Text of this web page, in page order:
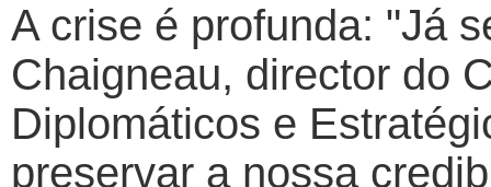
A crise é profunda: "Já
Chaigneau, director do
Diplomáticos e
preservar a nossa